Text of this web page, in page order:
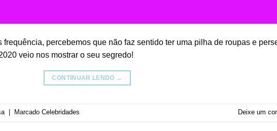
frequência, percebemos que não faz sentido ter uma pilha de roupas e
veio nos mostrar o seu segredo!
CONTINUAR LENDO →
Marcado Celebridades Deixe um